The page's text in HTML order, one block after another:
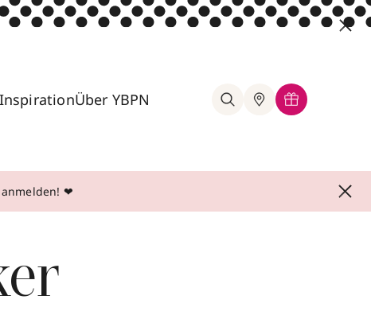
InspirationÜber YBPN
anmelden! ❤